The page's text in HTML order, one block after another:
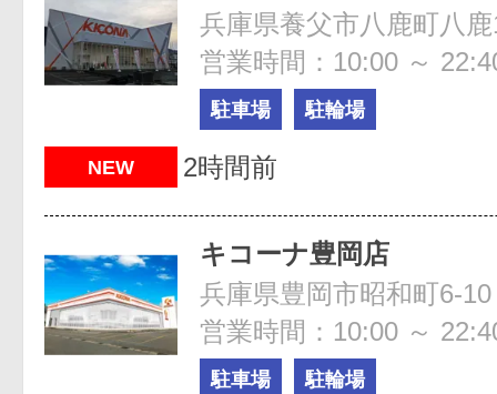
兵庫県養父市八鹿町八
営業時間：10:00 ～
駐車場 駐輪場
NEW 2時間前
キコーナ豊岡店
兵庫県豊岡市昭和町6-10
営業時間：10:00 ～
駐車場 駐輪場